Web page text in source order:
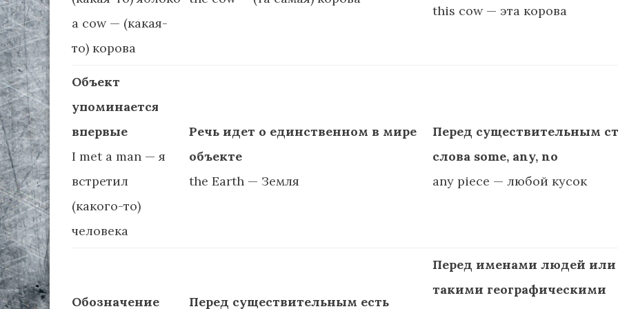
a cow — (какая-
то) корова
this cow — эта корова
Объект
упоминается
впервые
I met a man — я
встретил
(какого-то)
человека
Речь идет о единственном в мире
объекте
the Earth — Земля
Перед существительным
слова some, any, no
any piece — любой кусок
Обозначение Перед существительным есть
Перед именами людей или
такими географическими